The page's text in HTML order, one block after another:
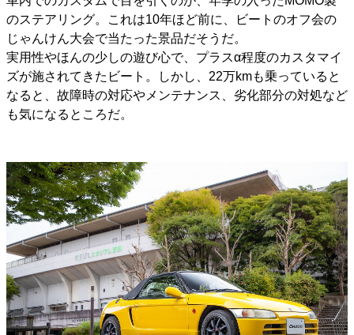
のステアリング。これは10年ほど前に、ビートのオフ会の
じゃんけん大会で当たった景品だそうだ。
実用性やほんの少しの遊び心で、プラスα程度のカスタマイ
ズが施されてきたビート。しかし、22万kmも乗っていると
なると、故障時の対応やメンテナンス、劣化部分の対処など
も気になるところだ。